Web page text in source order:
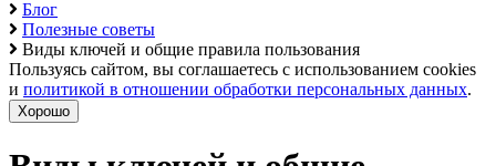
Блог
Полезные советы
Виды ключей и общие правила пользования
Пользуясь сайтом, вы соглашаетесь с использованием cookies
и политикой в отношении обработки персональных данных.
Хорошо